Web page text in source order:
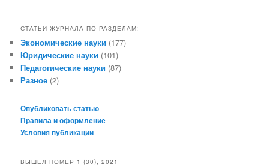
СТАТЬИ ЖУРНАЛА ПО РАЗДЕЛАМ:
Экономические науки (177)
Юридические науки (101)
Педагогические науки (87)
Разное (2)
Опубликовать статью
Правила и оформление
Условия публикации
ВЫШЕЛ НОМЕР 1 (30), 2021